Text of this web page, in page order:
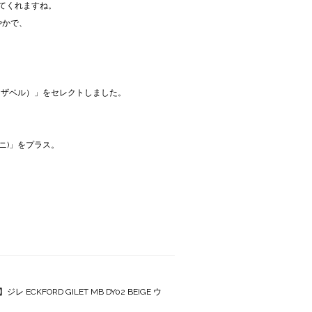
れますね。
で、
ベル）」をセレクトしました。
)」をプラス。
レ ECKFORD GILET MB DY02 BEIGE ウ